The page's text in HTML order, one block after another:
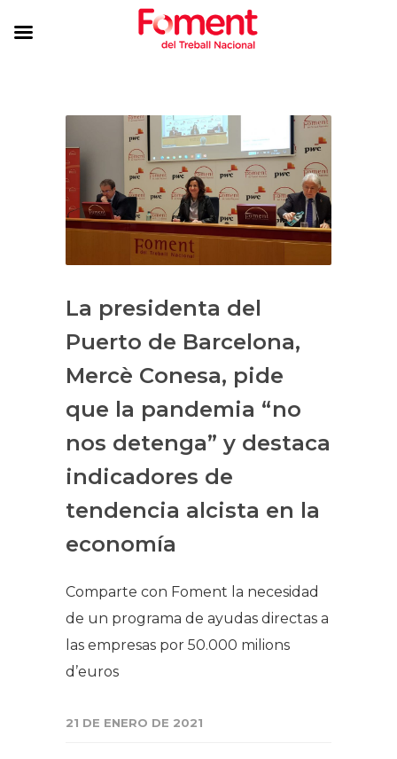
La presidenta del
Puerto de Barcelona,
Mercè Conesa, pide
que la pandemia “no
nos detenga” y destaca
indicadores de
tendencia alcista en la
economía
Comparte con Foment la necesidad
de un programa de ayudas directas a
las empresas por 50.000 milions
d’euros
21 DE ENERO DE 2021